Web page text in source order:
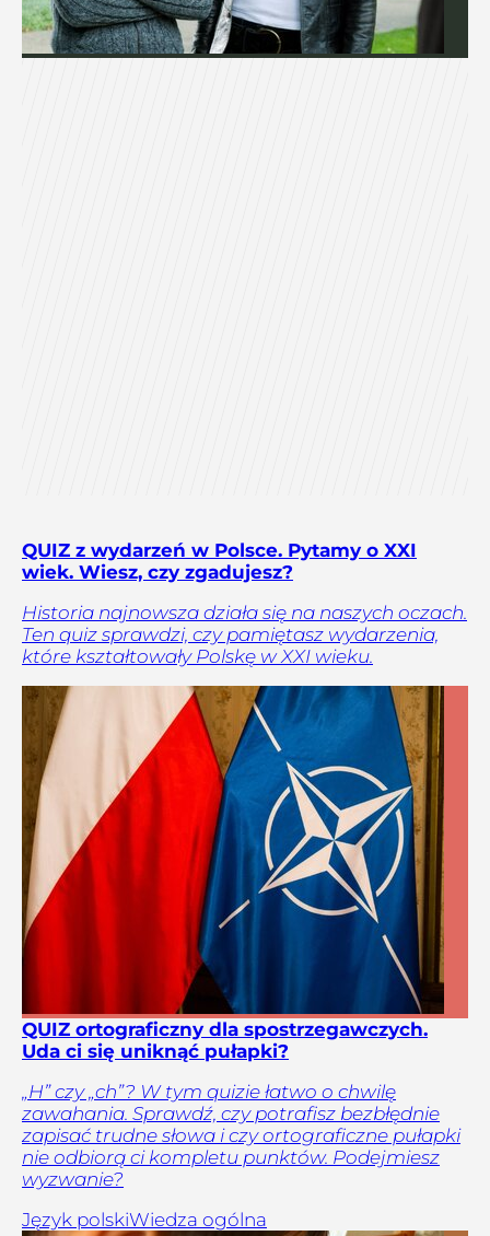
QUIZ z wydarzeń w Polsce. Pytamy o XXI
wiek. Wiesz, czy zgadujesz?
Historia najnowsza działa się na naszych oczach.
Ten quiz sprawdzi, czy pamiętasz wydarzenia,
które kształtowały Polskę w XXI wieku.
QUIZ ortograficzny dla spostrzegawczych.
Uda ci się uniknąć pułapki?
„H” czy „ch”? W tym quizie łatwo o chwilę
zawahania. Sprawdź, czy potrafisz bezbłędnie
zapisać trudne słowa i czy ortograficzne pułapki
nie odbiorą ci kompletu punktów. Podejmiesz
wyzwanie?
Język polskiWiedza ogólna